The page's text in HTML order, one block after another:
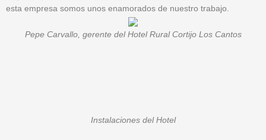
esta empresa somos unos enamorados de nuestro trabajo.
Pepe Carvallo, gerente del Hotel Rural Cortijo Los Cantos
Instalaciones del Hotel